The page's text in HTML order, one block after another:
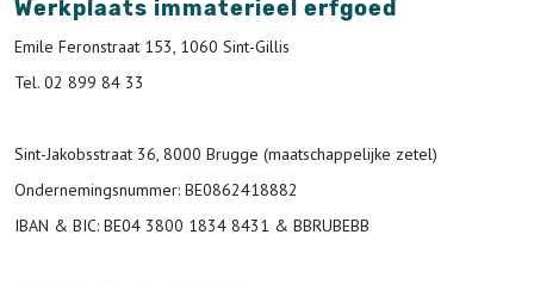
Werkplaats immaterieel erfgoed
Emile Feronstraat 153, 1060 Sint-Gillis
Tel. 02 899 84 33
Sint-Jakobsstraat 36, 8000 Brugge (maatschappelijke zetel)
Ondernemingsnummer: BE0862418882
IBAN & BIC: BE04 3800 1834 8431 & BBRUBEBB